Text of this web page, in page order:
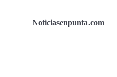
Noticiasenpunta.com